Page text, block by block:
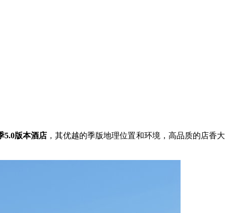
5.0版本酒店 ，其优越的季版地理位置和环境，高品质的店香大